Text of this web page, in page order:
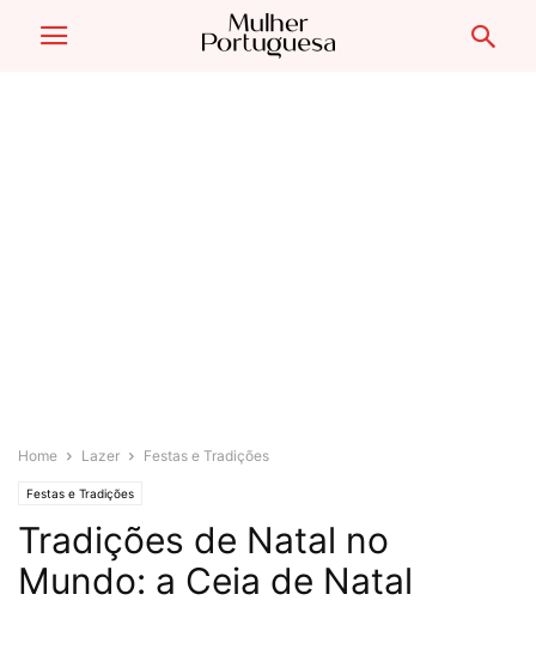
Home Lazer Festas e Tradições
Festas e Tradições
Tradições de Natal no
Mundo: a Ceia de Natal